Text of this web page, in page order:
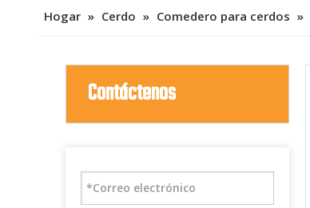
Hogar » Cerdo » Comedero para cerdos »
Contáctenos